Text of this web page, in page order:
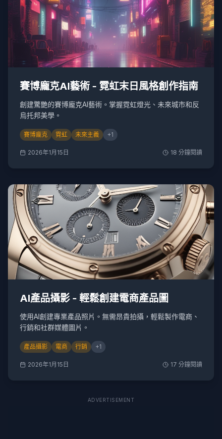
賽博龐克AI藝術 - 霓虹末日風格創作指南
創建驚艷的賽博龐克AI藝術。掌握霓虹燈光、未來城市和反
烏托邦美學。
賽博龐克 霓虹 未來主義 +1
2026年1月15日 18 分鐘閱讀
AI產品攝影 - 輕鬆創建電商產品圖
使用AI創建專業產品照片。無需昂貴拍攝，輕鬆製作電商、
行銷和社群媒體圖片。
產品攝影 電商 行銷 +1
2026年1月15日 17 分鐘閱讀
ADVERTISEMENT